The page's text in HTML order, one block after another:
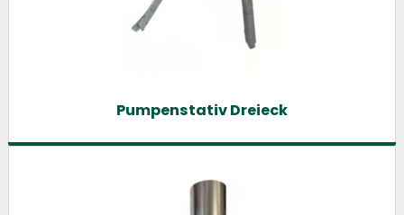
Pumpenstativ Dreieck